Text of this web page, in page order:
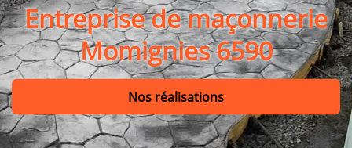
Entreprise de maçonnerie
Momignies 6590
Nos réalisations